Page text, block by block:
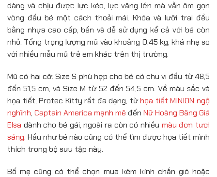
dàng và chịu được lực kéo, lực văng lớn mà vẫn ôm gọn
vòng đầu bé một cách thoải mái. Khóa và lưỡi trai đều
bằng nhựa cao cấp, bền và dễ sử dụng kể cả với bé còn
nhỏ. Tổng trọng lượng mũ vào khoảng 0,45 kg, khá nhẹ so
với nhiều mẫu mũ trẻ em khác trên thị trường.
Mũ có hai cỡ: Size S phù hợp cho bé có chu vi đầu từ 48,5
đến 51,5 cm, và Size M từ 52 đến 54,5 cm. Về màu sắc và
họa tiết, Protec Kitty rất đa dạng, từhọa tiết MINION ngộ
nghĩnh, Captain America mạnh mẽ đến Nữ Hoàng Băng Giá
Elsa dành cho bé gái, ngoài ra còn có nhiều màu đơn tươi
sáng. Hầu như bé nào cũng có thể tìm được họa tiết mình
thích trong bộ sưu tập này.
Bố mẹ cũng có thể chọn mua kèm kính chắn gió hoặc